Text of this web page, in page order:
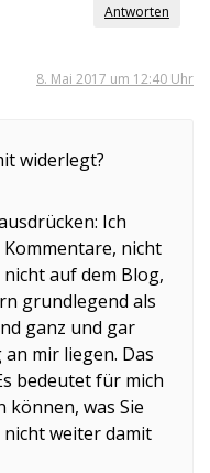
Antworten
8. Mai 2017 um 12:40 Uhr
widerlegt?
Ich
nicht
auf dem Blog,
grundlegend als
ganz und gar
mir liegen. Das
bedeutet für mich
können, was Sie
nicht weiter damit